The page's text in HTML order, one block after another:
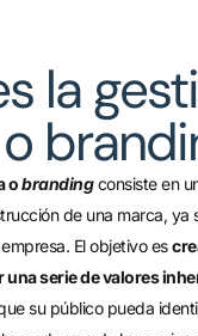
la
obrandingconsiste en
de una marca, ya
El objetivo es
serie de valores
su público pueda